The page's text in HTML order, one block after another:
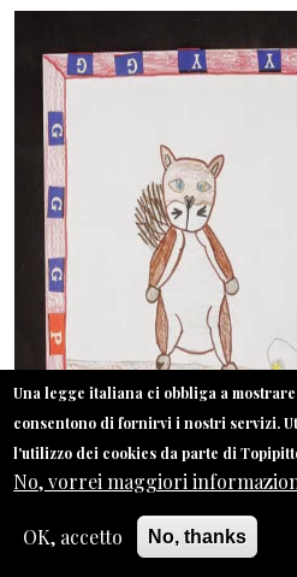
Una legge italiana ci obbliga a
consentono di fornirvi i nostri servizi.
l'utilizzo dei cookies da parte di
No, vorrei maggiori
OK, accetto No, thanks